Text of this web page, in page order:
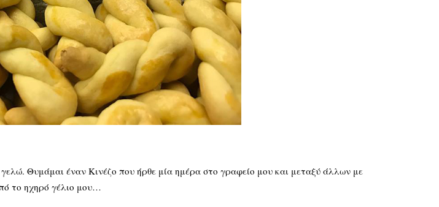
Θυμάμαι έναν Κινέζο που ήρθε μία ημέρα στο γραφείο μου και μεταξύ άλλων με
το ηχηρό γέλιο μου…